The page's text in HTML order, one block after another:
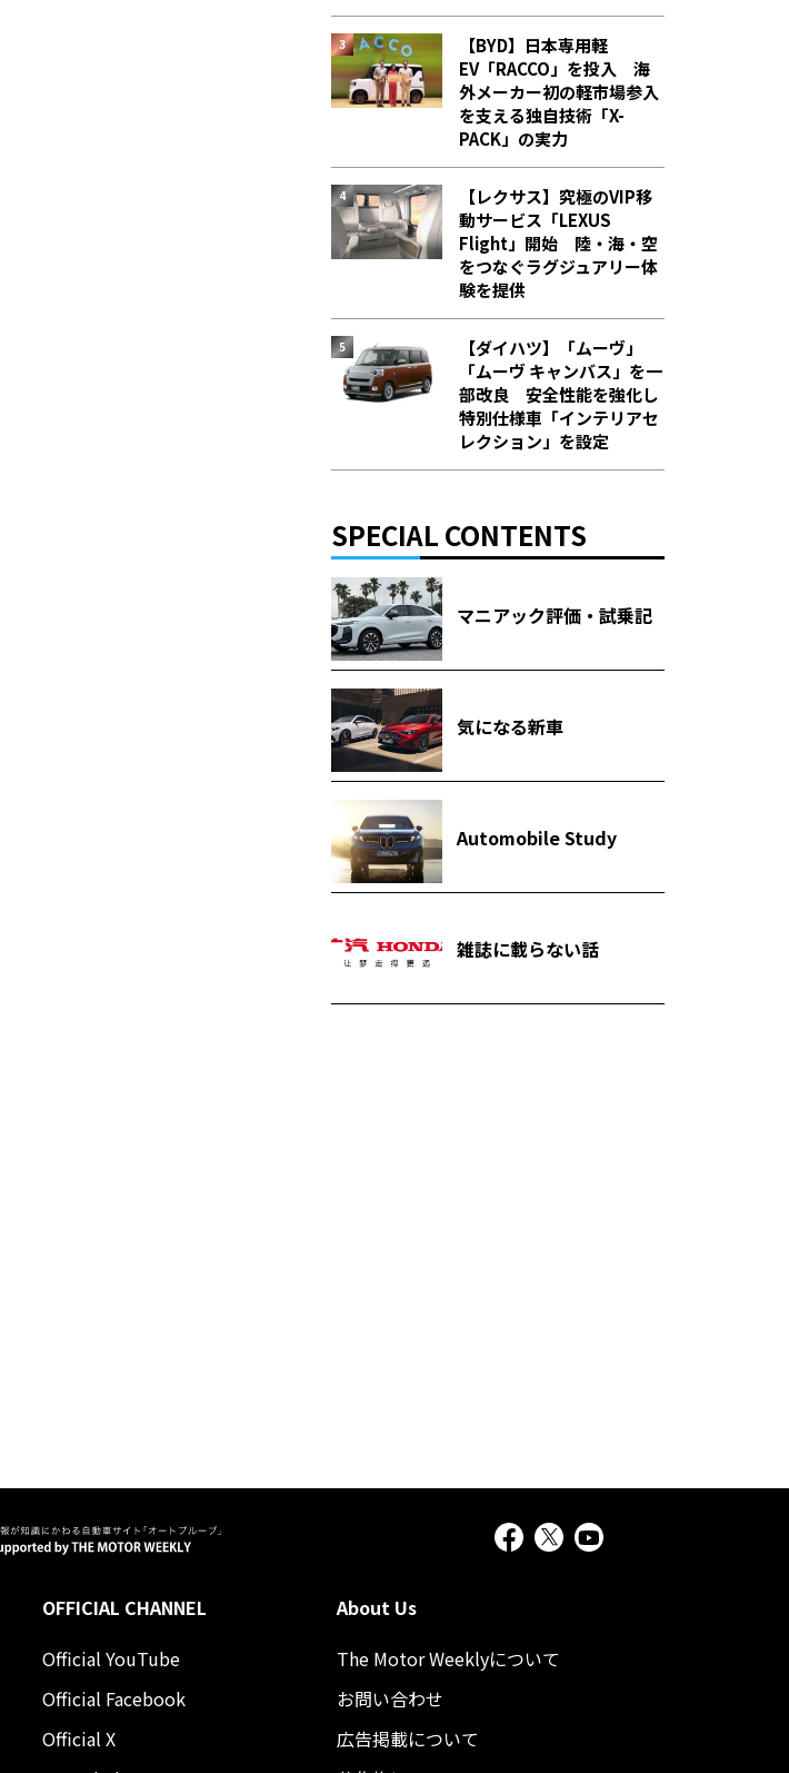
【BYD】日本専用軽
EV「RACCO」を投入 海
外メーカー初の軽市場参入
を支える独自技術「X-
PACK」の実力
【レクサス】究極のVIP移
動サービス「LEXUS
Flight」開始 陸・海・空
をつなぐラグジュアリー体
験を提供
【ダイハツ】「ムーヴ」
「ムーヴ キャンバス」を一
部改良 安全性能を強化し
特別仕様車「インテリアセ
レクション」を設定
SPECIAL CONTENTS
マニアック評価・試乗記
気になる新車
Automobile Study
雑誌に載らない話
OFFICIAL CHANNEL
Official YouTube
Official Facebook
Official X
About Us
The Motor Weeklyについて
お問い合わせ
広告掲載について